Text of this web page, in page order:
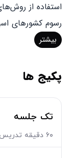
استفاده از
رسوم کشورهای
زبان‌آموزان کمک
بیشتر
پکیج ها
تک جلسه
۶۰ دقیقه تدریس آنلاین